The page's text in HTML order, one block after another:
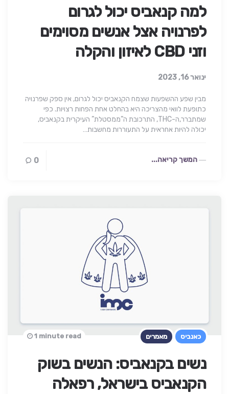
למה קנאביס יכול לגרום
לפרנויה אצל אנשים מסוימים
וזני CBD לאיזון והקלה
ינואר 16, 2023
מבין שפע ההשפעות שצמח הקנאביס יכול לגרום, אין ספק שפרנויה
כתופעת לוואי מהצריכה היא בהחלט אחת הפחות רצויות. כפי
שמתברר,ה-THC, התרכובת ה”ממסטלת” העיקרית בקנאביס,
יכולה להיות אחראית על התעוררות מחשבות…
המשך קריאה... 0
כאנביס מאמרים
נשים בקנאביס: הנשים בשוק
הקנאביס בישראל, רפאלה
1 minute read